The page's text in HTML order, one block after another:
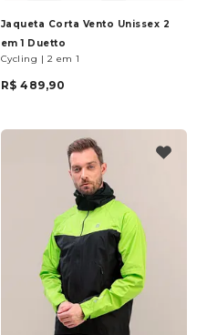
Jaqueta Corta Vento Unissex 2
em 1 Duetto
Cycling | 2 em 1
R$ 489,90